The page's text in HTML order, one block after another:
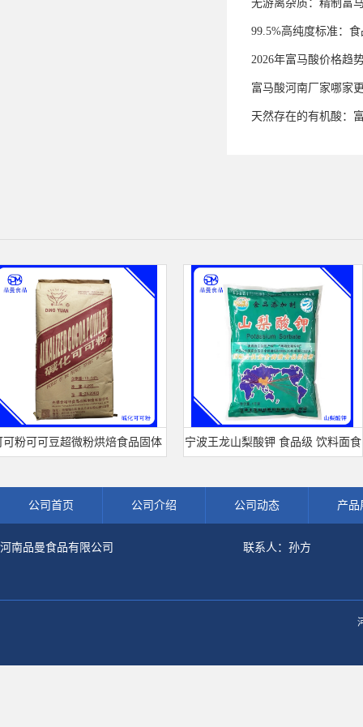
无游离杂质：精制富
99.5%高纯度标准：
2026年富马酸价格趋
富马酸河南厂家哪家
天然存在的有机酸：
可可豆超微粉烘焙食品固体 宁波王龙山梨酸钾 食品级 饮料面食
公司首页 公司介绍 公司动态 产品
河南品曼食品有限公司 联系人：孙方